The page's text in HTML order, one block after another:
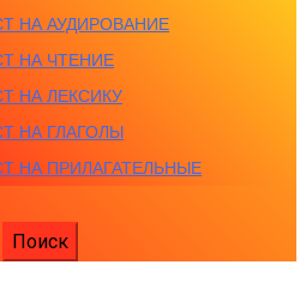
НА АУДИРОВАНИЕ
НА ЧТЕНИЕ
НА ЛЕКСИКУ
НА ГЛАГОЛЫ
НА ПРИЛАГАТЕЛЬНЫЕ